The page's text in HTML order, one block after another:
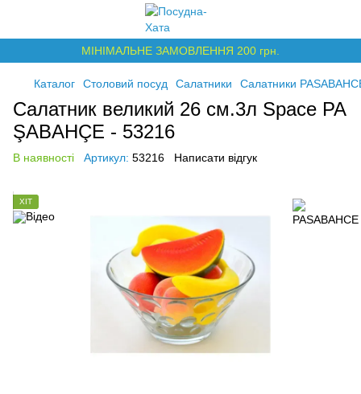
МІНІМАЛЬНЕ ЗАМОВЛЕННЯ 200 грн.
Каталог Столовий посуд Салатники Салатники
Салатник великий 26 см.3л Space PA
ŞABAHÇE - 53216
В наявності Артикул: 53216 Написати відгук
ХІТ